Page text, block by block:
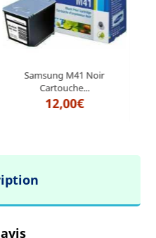
Samsung M41 Noir
Cartouche...
12,00€